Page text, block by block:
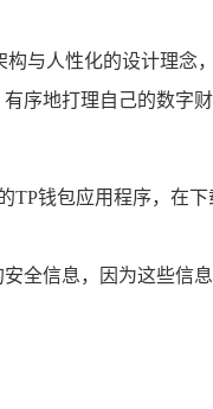
与人性化的设计理念
序地打理自己的数字
TP钱包应用程序，在
全信息，因为这些信